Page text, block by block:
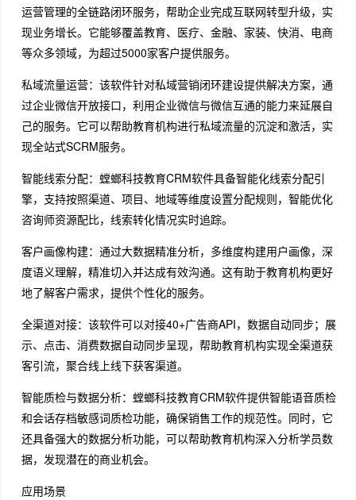
运营管理的全链路闭环服务，帮助企业完成互联网转型升级，实
现业务增长。它能够覆盖教育、医疗、金融、家装、快消、电商
等众多领域，为超过5000家客户提供服务。
私域流量运营：该软件针对私域营销闭环建设提供解决方案，通
过企业微信开放接口，利用企业微信与微信互通的能力来延展自
己的服务。它可以帮助教育机构进行私域流量的沉淀和激活，实
现全站式SCRM服务。
智能线索分配：螳螂科技教育CRM软件具备智能化线索分配引
擎，支持按照渠道、项目、地域等维度设置分配规则，智能优化
咨询师资源配比，线索转化情况实时追踪。
客户画像构建：通过大数据精准分析，多维度构建用户画像，深
度语义理解，精准切入并达成有效沟通。这有助于教育机构更好
地了解客户需求，提供个性化的服务。
全渠道对接：该软件可以对接40+广告商API，数据自动同步；展
示、点击、消费数据自动同步呈现，帮助教育机构实现全渠道获
客引流，聚合线上线下获客渠道。
智能质检与数据分析：螳螂科技教育CRM软件提供智能语音质检
和会话存档敏感词质检功能，确保销售工作的规范性。同时，它
还具备强大的数据分析功能，可以帮助教育机构深入分析学员数
据，发现潜在的商业机会。
应用场景